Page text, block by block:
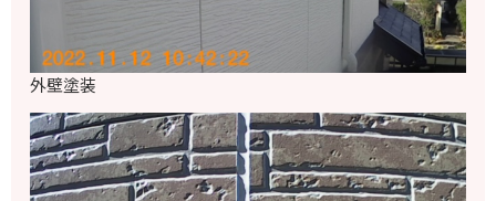
外壁塗装